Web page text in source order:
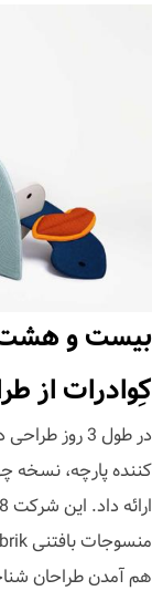
بیست و هشت
کِوادرات از